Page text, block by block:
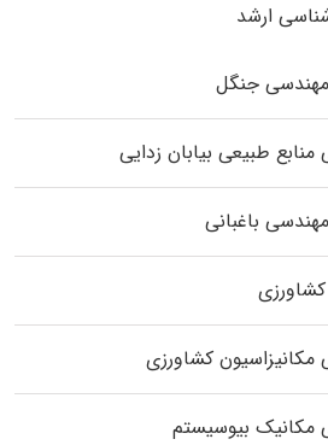
ارشد
مهندسی جنگل
طبیعی بیابان زدایی
باغبانی
کشاورزی
مکانیک بیوسیستم